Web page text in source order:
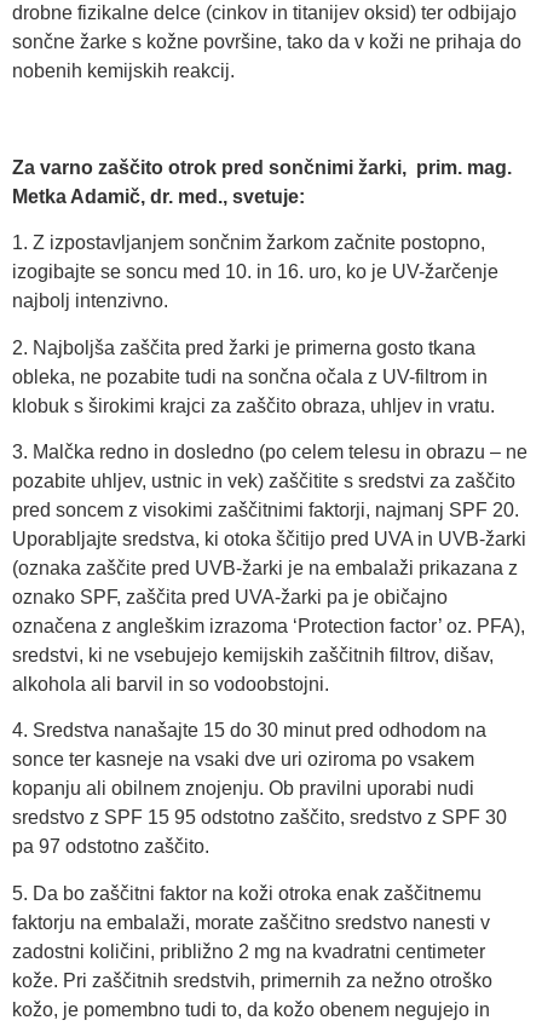
drobne fizikalne delce (cinkov in titanijev oksid) ter odbijajo
sončne žarke s kožne površine, tako da v koži ne prihaja do
nobenih kemijskih reakcij.
Za varno zaščito otrok pred sončnimi žarki, prim. mag.
Metka Adamič, dr. med., svetuje:
1. Z izpostavljanjem sončnim žarkom začnite postopno,
izogibajte se soncu med 10. in 16. uro, ko je UV-žarčenje
najbolj intenzivno.
2. Najboljša zaščita pred žarki je primerna gosto tkana
obleka, ne pozabite tudi na sončna očala z UV-filtrom in
klobuk s širokimi krajci za zaščito obraza, uhljev in vratu.
3. Malčka redno in dosledno (po celem telesu in obrazu – ne
pozabite uhljev, ustnic in vek) zaščitite s sredstvi za zaščito
pred soncem z visokimi zaščitnimi faktorji, najmanj SPF 20.
Uporabljajte sredstva, ki otoka ščitijo pred UVA in UVB-žarki
(oznaka zaščite pred UVB-žarki je na embalaži prikazana z
oznako SPF, zaščita pred UVA-žarki pa je običajno
označena z angleškim izrazoma ‘Protection factor’ oz. PFA),
sredstvi, ki ne vsebujejo kemijskih zaščitnih filtrov, dišav,
alkohola ali barvil in so vodoobstojni.
4. Sredstva nanašajte 15 do 30 minut pred odhodom na
sonce ter kasneje na vsaki dve uri oziroma po vsakem
kopanju ali obilnem znojenju. Ob pravilni uporabi nudi
sredstvo z SPF 15 95 odstotno zaščito, sredstvo z SPF 30
pa 97 odstotno zaščito.
5. Da bo zaščitni faktor na koži otroka enak zaščitnemu
faktorju na embalaži, morate zaščitno sredstvo nanesti v
zadostni količini, približno 2 mg na kvadratni centimeter
kože. Pri zaščitnih sredstvih, primernih za nežno otroško
kožo, je pomembno tudi to, da kožo obenem negujejo in